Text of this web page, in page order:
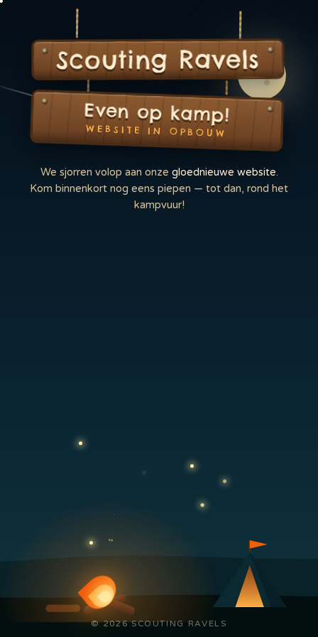
Scouting Ravels
Even op kamp!
WEBSITE IN OPBOUW
We sjorren volop aan onze gloednieuwe website.
Kom binnenkort nog eens piepen — tot dan, rond het
kampvuur!
© 2026 SCOUTING RAVELS